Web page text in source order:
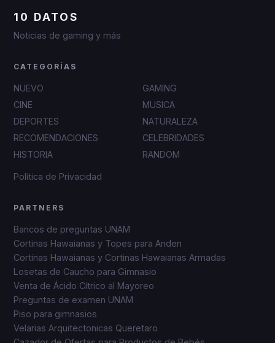
10 DATOS
Noticias de gaming y más
CATEGORÍAS
NUEVO
GAMING
CINE
MUSICA
DEPORTES
NATURALEZA
RECOMENDACIONES
CELEBRIDADES
HISTORIA
RANDOM
Política de Privacidad
PARTNERS
Bancos de preguntas UNAM
Cortinas Hawaianas y Topes para Anden
Cortinas Hawaianas y Cortinas Hawaianas Armadas
Losetas de Caucho para Gimnasio
Venta de Ácido Cítrico al Mayoreo
Preguntas de examen UNAM
Piso para gimnasios
Velarias Arquitectonicas Queretaro